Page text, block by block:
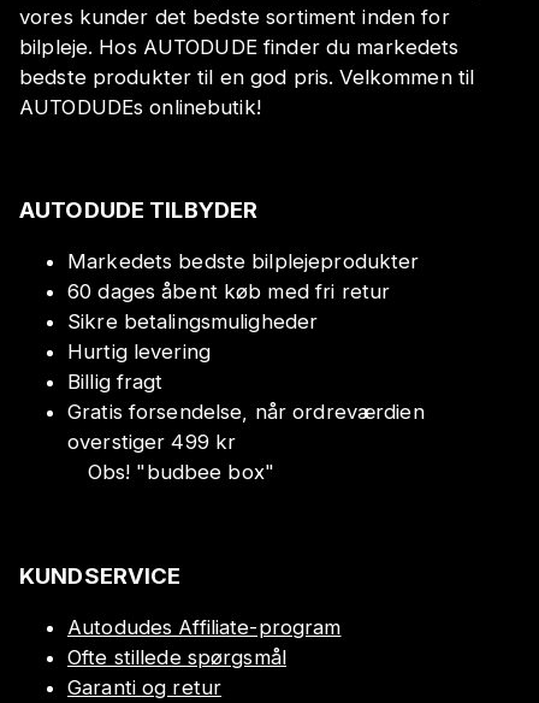
vores kunder det bedste sortiment inden for
bilpleje. Hos AUTODUDE finder du markedets
bedste produkter til en god pris. Velkommen til
AUTODUDEs onlinebutik!
AUTODUDE TILBYDER
Markedets bedste bilplejeprodukter
60 dages åbent køb med fri retur
Sikre betalingsmuligheder
Hurtig levering
Billig fragt
Gratis forsendelse, når ordreværdien
overstiger 499 kr
Obs! "budbee box"
KUNDSERVICE
Autodudes Affiliate-program
Ofte stillede spørgsmål
Garanti og retur